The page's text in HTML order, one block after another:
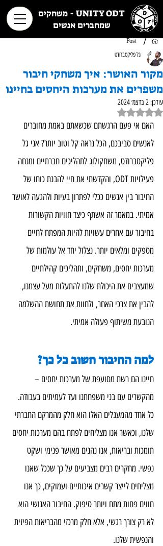
UNITY ODT - משחקים
שמחברים אנשים
/
Post
מקור האושר: איך משחקי חיבור
משפרים את מערכות היחסים בחיינו
גל פליקסברודט
עודכן: 2 בדצמ׳ 2024
דירוג של NaN מתוך 5 כוכבים
האם אי פעם הרגשתם שכשאתם באמת מחוברים
לאנשים סביבכם, הכל נראה קל וטוב יותר? אני גל
פליקסברודט, משחקולוג לתהליכים חברתיים ומנחה
פעילויות ODT, והקדשתי את חיי להבנת כוחו של
החיבור בין אנשים ככלי לפתרון בעיות ולהגעה לאושר
אמיתי. במאמר זה אשתף כיצד חוויות הקשורות
בחיבור עם אחרים עשויות להיות המפתח לחיים
מספקים ומלאים יותר. נצלול יחד אל עולמות של
מערכות יחסים, משחקים, ותהליכים קהילתיים
שמעצבים את היכולת שלנו להתעלות מעל עצמנו,
להבין את צרכי האחר, ולחוות את תחושת ההשלמה
הנובעת משיתוף פעולה אמיתי.
למה החיבור חשוב כל כך?
חיינו הם רשת מסועפת של מערכות יחסים –
מהקשרים עם בני משפחתנו ועד לעמיתים בעבודה.
כל אחד מהמעגלים האלו הוא חלק מהמרקם החברתי
שלנו, וכאשר אנו מצליחים לפתח בהם מערכות יחסים
תומכות ובריאות, אנו נהנים מאושר פנימי ושקט
נפשי. מחקרים רבים מצביעים על כך שככל שאנו
מצליחים לייצר קשרים איכותיים ועמוקים, כך אנו
חווים פחות מתח ויותר סיפוק. החיבור האנושי הוא
לא רק צורך רגשי, אלא חלק מרכזי מהבריאות הפיזית
והנפשית שלנו.